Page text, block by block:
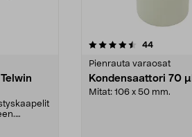
150
44arvostelut
Pienrauta varaosat
Kondensaattori 70
Mitat: 106 x 50 mm.
4.0 viidestä